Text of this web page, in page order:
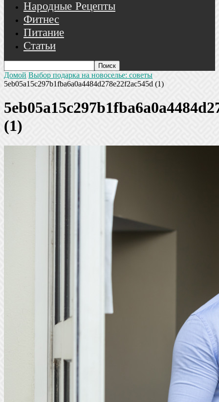
Народные Рецепты
Фитнес
Питание
Статьи
Домой Выбор подарка на новоселье: советы
5eb05a15c297b1fba6a0a4484d278e22f2ac545d (1)
(1)